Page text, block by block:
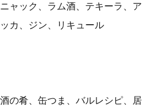
ャック、ラム酒、テキーラ、ア
カ、ジン、リキュール
の肴、缶つま、バルレシピ、居